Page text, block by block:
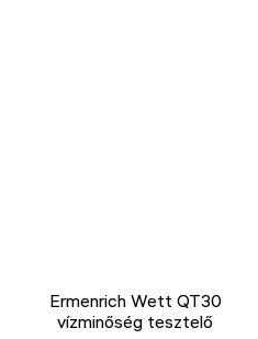
Ermenrich Wett QT30
vízminőség tesztelő